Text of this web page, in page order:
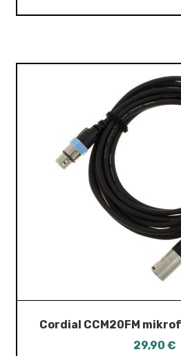
Cordial CCM20FM
29,90 €